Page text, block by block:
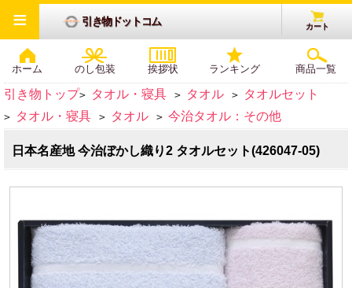
引き物ドットコム カート
ホーム のし包装 挨拶状 ランキング 商品一覧
≡
引き物トップ> タオル・寝具 > タオル > タオルセット
> タオル・寝具 > タオル > 今治タオル：その他
日本名産地 今治ぼかし織り2 タオルセット(426047-05)